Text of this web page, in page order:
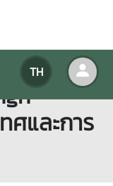
TH
&
ศและการ